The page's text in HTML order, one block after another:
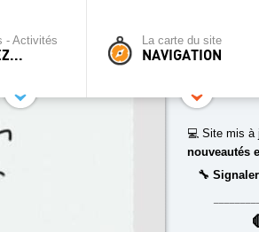
- Activités La carte du site
NAVIGATION
💻 Site mis à
nouveautés
🔧